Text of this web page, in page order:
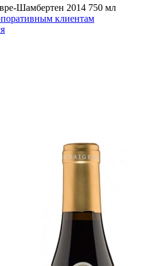
Шамбертен 2014 750 мл
клиентам